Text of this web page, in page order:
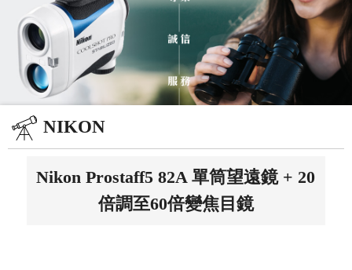
NIKON
Nikon Prostaff5 82A 單筒望遠鏡 + 20
倍調至60倍變焦目鏡